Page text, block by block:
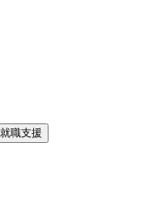
職支援